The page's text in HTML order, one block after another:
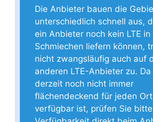
Die Anbieter bauen die
unterschiedlich schnell aus,
ein Anbieter noch kein LTE in
Schmiechen liefern können,
nicht zwangsläufig auch auf
anderen LTE-Anbieter zu. Da
derzeit noch nicht immer
flächendeckend für jeden Ort
verfügbar ist, prüfen Sie